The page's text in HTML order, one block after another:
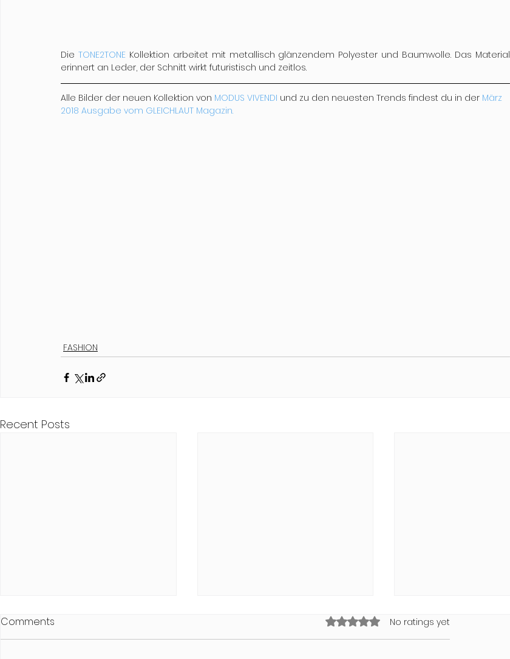
Die TONE2TONE Kollektion arbeitet mit metallisch glänzendem Polyester und Baumwolle. Das Material
erinnert an Leder, der Schnitt wirkt futuristisch und zeitlos.
Alle Bilder der neuen Kollektion von MODUS VIVENDI und zu den neuesten Trends findest du in der März
2018 Ausgabe vom GLEICHLAUT Magazin.
FASHION
Recent Posts
Comments Rated 0 out of 5 stars.No ratings yet